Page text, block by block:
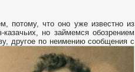
потому, что оно уже известно из
но займемся обозрением
другое по неимению сообщения с